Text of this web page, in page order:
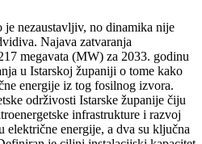
nezaustavljiv, no dinamika nije
Najava zatvaranja
megavata (MW) za 2033. godinu
u Istarskoj županiji o tome kako
energije iz tog fosilnog izvora.
održivosti Istarske županije čiju
infrastrukture i razvoj
energije, a dva su ključna